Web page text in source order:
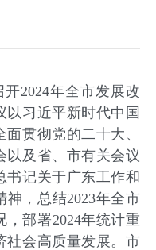
2024年全市发展改
以习近平新时代中国
贯彻党的二十大、
以及省、市有关会议
书记关于广东工作和
，总结2023年全市
部署2024年统计重
社会高质量发展。市